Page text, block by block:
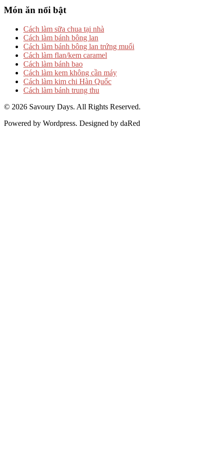
Món ăn nổi bật
Cách làm sữa chua tại nhà
Cách làm bánh bông lan
Cách làm bánh bông lan trứng muối
Cách làm flan/kem caramel
Cách làm bánh bao
Cách làm kem không cần máy
Cách làm kim chi Hàn Quốc
Cách làm bánh trung thu
© 2026 Savoury Days. All Rights Reserved.
Powered by Wordpress. Designed by daRed